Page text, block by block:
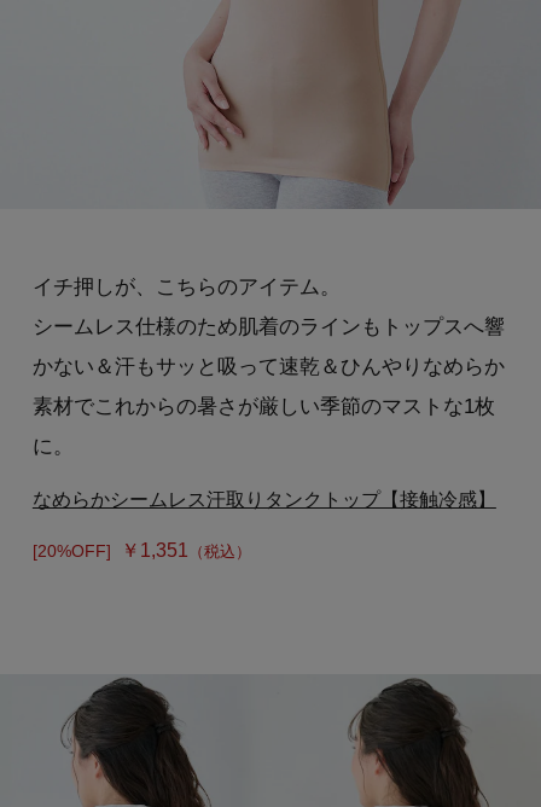
イチ押しが、こちらのアイテム。
シームレス仕様のため肌着のラインもトップスへ響
かない＆汗もサッと吸って速乾＆ひんやりなめらか
素材でこれからの暑さが厳しい季節のマストな1枚
に。
なめらかシームレス汗取りタンクトップ【接触冷感】
[20%OFF] ￥1,351 （税込）